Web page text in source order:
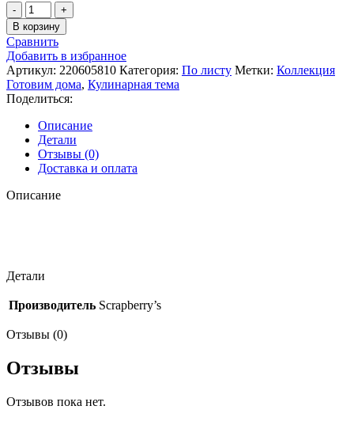
Количество
товара
Бумага
для
скрапбукинга
30,5х30,5см
«Меню»
коллекция
«Готовим
дома»
(ScrapBerry’s)
В корзину
Сравнить
Добавить в избранное
Артикул: 220605810 Категория: По листу Метки: Коллекция
Готовим дома, Кулинарная тема
Поделиться:
Описание
Детали
Отзывы (0)
Доставка и оплата
Описание
Детали
Производитель Scrapberry’s
Отзывы (0)
Отзывы
Отзывов пока нет.